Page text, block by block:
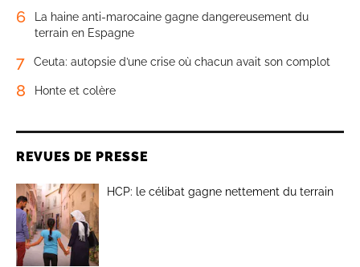
6
La haine anti-marocaine gagne dangereusement du
terrain en Espagne
7 Ceuta: autopsie d’une crise où chacun avait son complot
8 Honte et colère
REVUES DE PRESSE
HCP: le célibat gagne nettement du terrain